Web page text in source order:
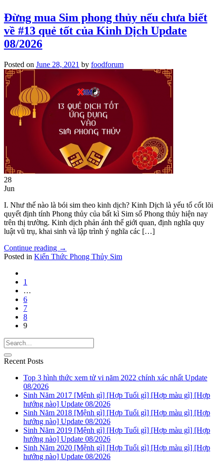
Đừng mua Sim phong thủy nếu chưa biết
về #13 quẻ tốt của Kinh Dịch Update
08/2026
Posted on June 28, 2021 by foodforum
28
Jun
I. Như thế nào là bói sim theo kinh dịch? Kinh Dịch là yếu tố cốt lõi
quyết định tính Phong thủy của bất kì Sim số Phong thủy hiện nay
trên thị trường. Kinh dịch phản ánh thế giới quan, định nghĩa quy
luật vũ trụ, khai sinh và lập trình ý nghĩa các […]
Continue reading →
Posted in Kiến Thức Phong Thủy Sim
1
…
6
7
8
9
Recent Posts
Top 3 hình thức xem tử vi năm 2022 chính xác nhất Update
08/2026
Sinh Năm 2017 [Mệnh gì] [Hợp Tuổi gì] [Hợp màu gì] [Hợp
hướng nào] Update 08/2026
Sinh Năm 2018 [Mệnh gì] [Hợp Tuổi gì] [Hợp màu gì] [Hợp
hướng nào] Update 08/2026
Sinh Năm 2019 [Mệnh gì] [Hợp Tuổi gì] [Hợp màu gì] [Hợp
hướng nào] Update 08/2026
Sinh Năm 2020 [Mệnh gì] [Hợp Tuổi gì] [Hợp màu gì] [Hợp
hướng nào] Update 08/2026